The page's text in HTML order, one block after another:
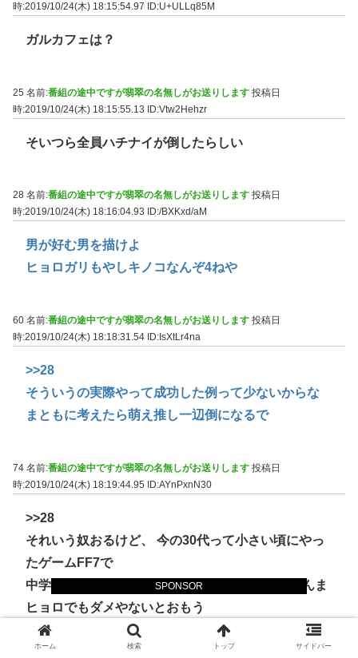
SPONSOR
時:2019/10/24(木) 18:15:54.97
ID:U+ULLq85M
ガルカフェは？
25 名前:番組の途中ですが翡翠の名無しがお送りします 投稿日
時:2019/10/24(木) 18:15:55.13 ID:Vtw2Hehzr
そいつら全員ハチナイが倒したらしい
28 名前:番組の途中ですが翡翠の名無しがお送りします 投稿日
時:2019/10/24(木) 18:16:04.93
ID:/BXKxd/aM
男が好む男を描けよ
ヒョロガリもやしキノコなんぞ4ねや
60 名前:番組の途中ですが翡翠の名無しがお送りします 投稿日
時:2019/10/24(木) 18:18:31.54 ID:IsXtLr4na
>>28
そういうの実際やって成功した例って少ないからな
まともに考えたら萌え推し一辺倒になるで
74 名前:番組の途中ですが翡翠の名無しがお送りします 投稿日
時:2019/10/24(木) 18:19:44.95 ID:AYnPxnN30
>>28
それいう奴おるけど、 今の30代って小さい頃にやっ
たゲームFF7で
中学生の頃やってたアニメ種とかdグレやからあんま
ヒョロでもダメやないとおもう
ホーム 検索 トップ サイドバー